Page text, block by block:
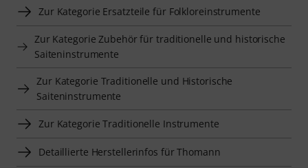
Zur Kategorie Ersatzteile für Folkloreinstrumente
Zur Kategorie Zubehör für traditionelle und historische
Saiteninstrumente
Zur Kategorie Traditionelle und Historische
Saiteninstrumente
Zur Kategorie Traditionelle Instrumente
Detaillierte Herstellerinfos für Thomann